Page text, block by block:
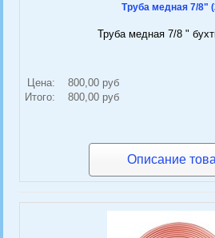
Труба медная 7/8"
Труба медная 7/8 "
Цена:
800,00 руб
Итого:
800,00 руб
Описание